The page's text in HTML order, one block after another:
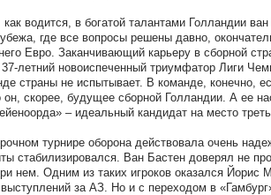
водится, в богатой талантами Голландии
где все вопросы решены давно,
Евро. Заканчивающий карьеру в сборной
37-летний новоиспеченный триумфатор Лиги
страны не испытывает. В команде, конечно,
он, скорее, будущее сборной Голландии. А ее
– идеальный кандидат на место
турнире оборона действовала очень
стабилизировался. Ван Бастен доверял не
нем. Одним из таких игроков оказался Йорис
за АЗ. Но и с переходом в